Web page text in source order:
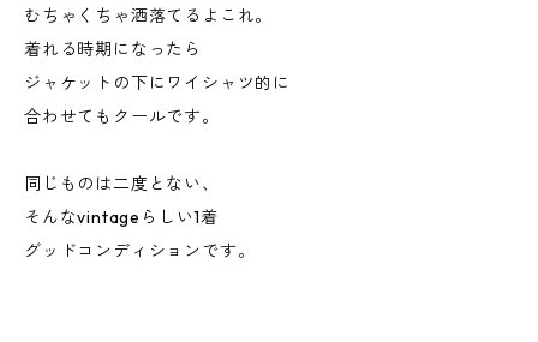
むちゃくちゃ洒落てるよこれ。
着れる時期になったら
ジャケットの下にワイシャツ的に
合わせてもクールです。
同じものは二度とない、
そんなvintageらしい1着
グッドコンディションです。